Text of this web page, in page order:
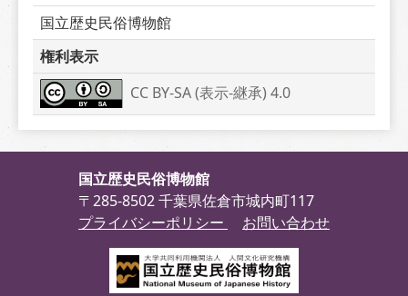
国立歴史民俗博物館
権利表示
CC BY-SA (表示-継承) 4.0
国立歴史民俗博物館
〒285-8502 千葉県佐倉市城内町117
プライバシーポリシー
お問い合わせ